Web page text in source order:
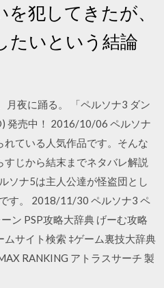
犯してきたが、
たいという結論
夜に踊る。 「ペルソナ3 ダン
発売中！ 2016/10/06 ペルソナ
ている人気作品です。そんな
じから結末までネタバレ解説
ソナ5は主人公達が怪盗団とし
す。 2018/11/30 ペルソナ3 ペ
ン PSP攻略大辞典 げーむ攻略
サイト検索 ‡ゲーム裏技大辞典
RANKING アトラスサーチ 製